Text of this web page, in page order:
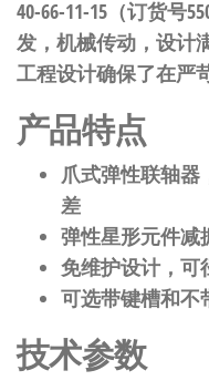
40-66-11-15（订货号
发，机械传动，设计
工程设计确保了在严
产品特点
爪式弹性联轴器
差
弹性星形元件减
免维护设计，可
可选带键槽和不
技术参数